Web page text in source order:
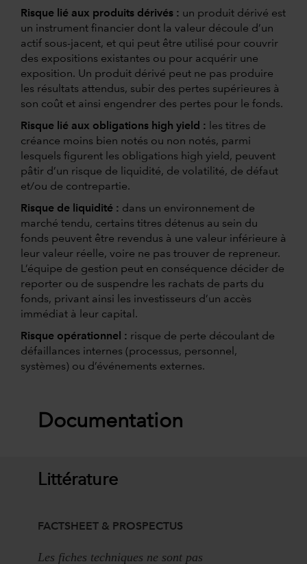
Risque lié aux produits dérivés : un produit dérivé est
un instrument financier dont la valeur découle d’un
actif sous-jacent, et qui peut être utilisé pour couvrir
des expositions existantes ou pour acquérir une
exposition. Un produit dérivé peut ne pas produire
les résultats attendus, subir des pertes supérieures à
son coût et ainsi engendrer des pertes pour le fonds.
Risque lié aux obligations high yield : les titres de
créance moins bien notés ou non notés, parmi
lesquels figurent les obligations high yield, peuvent
pâtir d’un risque de liquidité, de volatilité, de défaut
et/ou de contrepartie.
Risque de liquidité : dans un environnement de
marché tendu, certains titres détenus au sein du
fonds peuvent être revendus à une valeur inférieure à
leur valeur réelle, voire ne pas trouver de repreneur.
L’équipe de gestion peut en conséquence décider de
reporter ou de suspendre les rachats de parts du
fonds, privant ainsi les investisseurs d’un accès
immédiat à leur capital.
Risque opérationnel : risque de perte découlant de
défaillances internes (processus, personnel,
systèmes) ou d’événements externes.
Documentation
Littérature
FACTSHEET & PROSPECTUS
Les fiches techniques ne sont pas